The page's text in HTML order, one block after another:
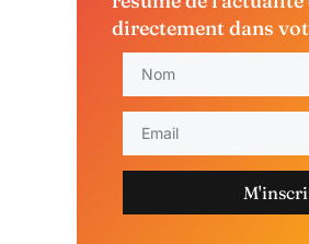
directement dans